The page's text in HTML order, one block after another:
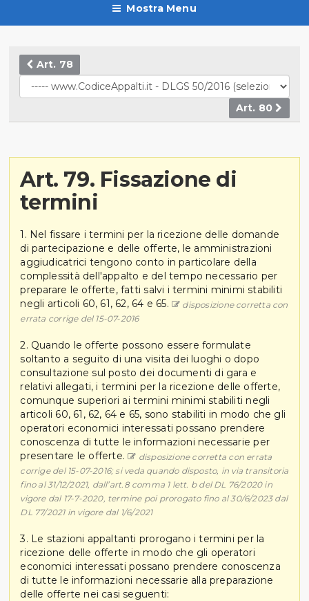
Mostra Menu
Art. 78
Art. 80
Art. 79. Fissazione di
termini
1. Nel fissare i termini per la ricezione delle domande
di partecipazione e delle offerte, le amministrazioni
aggiudicatrici tengono conto in particolare della
complessità dell'appalto e del tempo necessario per
preparare le offerte, fatti salvi i termini minimi stabiliti
negli articoli 60, 61, 62, 64 e 65.
disposizione corretta con
errata corrige del 15-07-2016
2. Quando le offerte possono essere formulate
soltanto a seguito di una visita dei luoghi o dopo
consultazione sul posto dei documenti di gara e
relativi allegati, i termini per la ricezione delle offerte,
comunque superiori ai termini minimi stabiliti negli
articoli 60, 61, 62, 64 e 65, sono stabiliti in modo che gli
operatori economici interessati possano prendere
conoscenza di tutte le informazioni necessarie per
presentare le offerte.
disposizione corretta con errata
corrige del 15-07-2016; si veda quando disposto, in via transitoria
fino al 31/12/2021, dall’art.8 comma 1 lett. b del DL 76/2020 in
vigore dal 17-7-2020, termine poi prorogato fino al 30/6/2023 dal
DL 77/2021 in vigore dal 1/6/2021
3. Le stazioni appaltanti prorogano i termini per la
ricezione delle offerte in modo che gli operatori
economici interessati possano prendere conoscenza
di tutte le informazioni necessarie alla preparazione
delle offerte nei casi seguenti: